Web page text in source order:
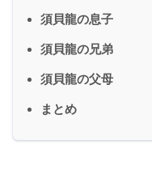
須貝龍の息子
須貝龍の兄弟
須貝龍の父母
まとめ